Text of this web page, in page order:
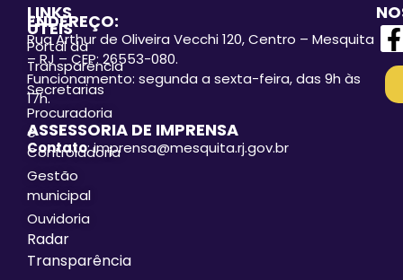
LINKS
ÚTEIS
Portal da
Transparência
Secretarias
Procuradoria
e
Controladoria
Gestão
municipal
Ouvidoria
Radar
Transparência
ENDEREÇO:
Rua Arthur de Oliveira Vecchi 120, Centro – Mesquita
– RJ – CEP: 26553-080.
Funcionamento: segunda a sexta-feira, das 9h às
17h.
ASSESSORIA DE IMPRENSA
Contato: imprensa@mesquita.rj.gov.br